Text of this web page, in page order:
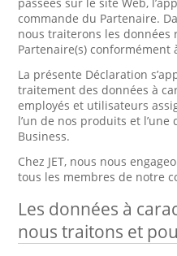
commande du Partenaire.
nous traiterons les données
Partenaire(s) conformément
La présente Déclaration
traitement des données à
employés et utilisateurs
l’un de nos produits et l’une
Business.
Chez JET, nous nous
tous les membres de notre
Les données à
nous traitons et